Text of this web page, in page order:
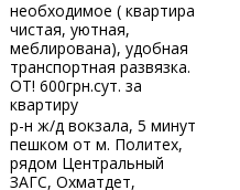
необходимое ( квартира
чистая, уютная,
меблирована), удобная
транспортная развязка.
ОТ! 600грн.сут. за
квартиру
р-н ж/д вокзала, 5 минут
пешком от м. Политех,
рядом Центральный
ЗАГС, Охматдет,